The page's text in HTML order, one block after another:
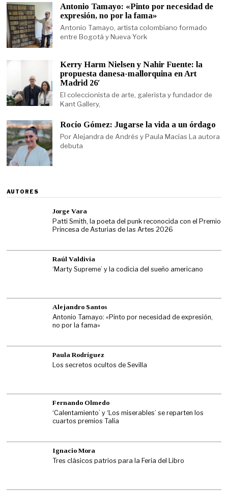
Antonio Tamayo: «Pinto por necesidad de
expresión, no por la fama»
Antonio Tamayo, artista colombiano formado
entre Bogotá y Nueva York
Kerry Harm Nielsen y Nahir Fuente: la
propuesta danesa-mallorquina en Art
Madrid 26′
El coleccionista de arte, galerista y fundador de
Kant Gallery,
Rocío Gómez: Jugarse la vida a un órdago
Por Alejandra de Andrés y Paula Macías La autora
debuta
AUTORES
Jorge Vara
Patti Smith, la poeta del punk reconocida con el Premio
Princesa de Asturias de las Artes 2026
Raúl Valdivia
‘Marty Supreme’ y la codicia del sueño americano
Alejandro Santos
Antonio Tamayo: «Pinto por necesidad de expresión,
no por la fama»
Paula Rodríguez
Los secretos ocultos de Sevilla
Fernando Olmedo
‘Calentamiento’ y ‘Los miserables’ se reparten los
cuartos premios Talía
Ignacio Mora
Tres clásicos patrios para la Feria del Libro